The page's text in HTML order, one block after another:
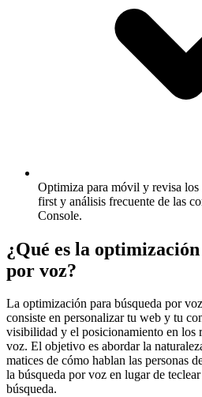
Optimiza para móvil y revisa los
first y análisis frecuente de las
Console.
¿Qué es la
por voz?
La optimización para búsqueda por
consiste en personalizar tu web y tu
visibilidad y el posicionamiento en los
voz. El objetivo es abordar la
matices de cómo hablan las personas
la búsqueda por voz en lugar de
búsqueda.